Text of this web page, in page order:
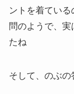
ントを着てい
問のようで、
たね
そして、のぶの